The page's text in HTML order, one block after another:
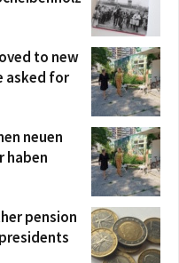
to new
asked for
neuen
haben
pension